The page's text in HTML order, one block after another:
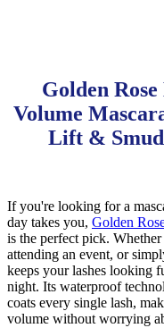
Golden
Volume
Lift &
If you're looking for a
day takes you, Golden
is the perfect pick.
attending an event, or
keeps your lashes looking
night. Its waterproof
coats every single lash,
volume without worrying